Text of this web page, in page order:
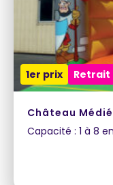
1er prix Retrait
Château
Capacité : 1 à 8